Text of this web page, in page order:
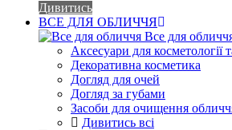
Дивитись
ВСЕ ДЛЯ ОБЛИЧЧЯ
Все для
Аксесуари для косметології
Декоративна косметика
Догляд для очей
Догляд за губами
Засоби для очищення
Дивитись всі